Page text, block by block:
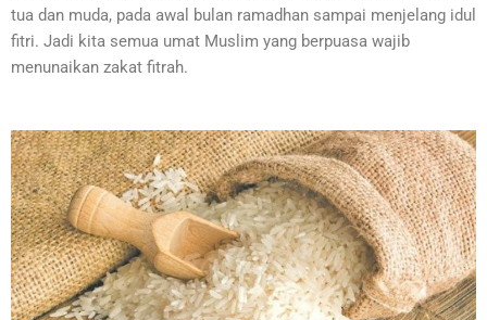
tua dan muda, pada awal bulan ramadhan sampai menjelang idul
fitri. Jadi kita semua umat Muslim yang berpuasa wajib
menunaikan zakat fitrah.